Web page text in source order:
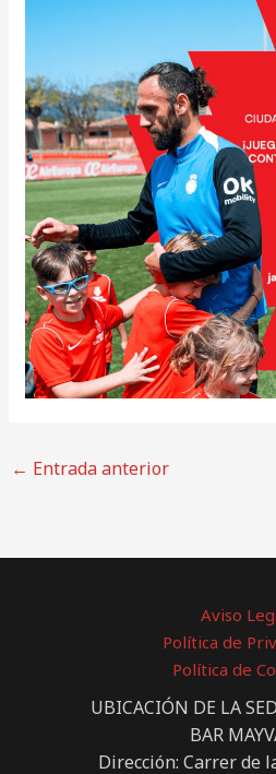
← Entrada anterior
Aviso
Política de
Política de
UBICACIÓN DE LA
BAR
Dirección: Carrer de